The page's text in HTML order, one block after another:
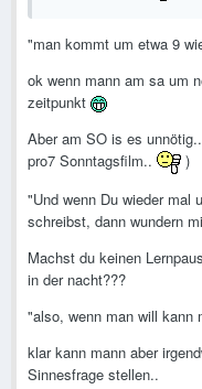
"man kommt um etwa 9
ok wenn mann am sa um
zeitpunkt
Aber am SO is es
pro7 Sonntagsfilm..
)
"Und wenn Du wieder mal
schreibst, dann wundern
Machst du keinen
in der nacht???
"also, wenn man will kann
klar kann mann aber
Sinnesfrage stellen..